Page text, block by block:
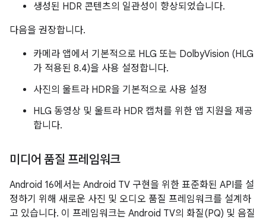
생성된 HDR 콘텐츠의 일관성이 향상되었습니다.
다음을 권장합니다.
카메라 앱에서 기본적으로 HLG 또는 DolbyVision (HLG
가 적용된 8.4)을 사용 설정합니다.
사진의 울트라 HDR을 기본적으로 사용 설정
HLG 동영상 및 울트라 HDR 캡처를 위한 앱 지원을 제공
합니다.
미디어 품질 프레임워크
Android 16에서는 Android TV 구현을 위한 표준화된 API를 설
정하기 위해 새로운 사진 및 오디오 품질 프레임워크를 설계하
고 있습니다. 이 프레임워크는 Android TV의 화질(PQ) 및 음질